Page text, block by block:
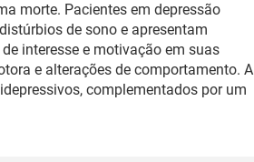
morte. Pacientes em depressão
de sono e apresentam
interesse e motivação em suas
e alterações de comportamento. A
complementados por um